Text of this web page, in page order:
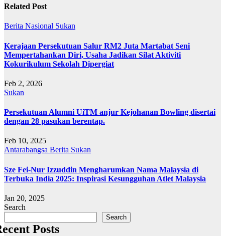
Related Post
Berita Nasional Sukan
Kerajaan Persekutuan Salur RM2 Juta Martabat Seni
Mempertahankan Diri, Usaha Jadikan Silat Aktiviti
Kokurikulum Sekolah Dipergiat
Feb 2, 2026
Sukan
Persekutuan Alumni UiTM anjur Kejohanan Bowling disertai
dengan 28 pasukan berentap.
Feb 10, 2025
Antarabangsa Berita Sukan
Sze Fei-Nur Izzuddin Mengharumkan Nama Malaysia di
Terbuka India 2025: Inspirasi Kesungguhan Atlet Malaysia
Jan 20, 2025
Search
Search
Posts